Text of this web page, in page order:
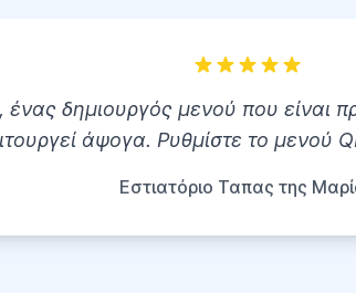
Δείτε όλα τα
ένας δημιουργός μενού που είναι
άψογα. Ρυθμίστε το μενού
Εστιατόριο Ταπας της